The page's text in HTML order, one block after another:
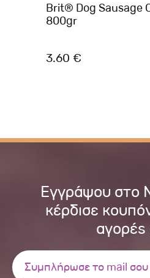
Brit® Dog Sausage
800gr
3.60 €
Εγγράψου στο
κέρδισε
αγορές